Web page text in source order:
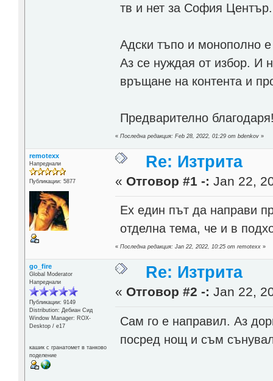
тв и нет за София
Адски тъпо и монополно е
Аз се нуждая от избор. И
връщане на контента и
Предварително
«Последна редакция: Feb 28, 2022, 01:29 от bdenkov »
remotexx
Напреднали
Публикации: 5877
Re: Изтрита
« Отговор #1 -: Jan 22,
Ех един път да направи
отделна тема, че и в
«Последна редакция: Jan 22, 2022, 10:25 от remotexx »
go_fire
Global Moderator
Напреднали
Публикации: 9149
Distribution: Дебиан Сид
Window Manager: ROX-
Desktop / е17
кашик с гранатомет в танково
поделение
Re: Изтрита
« Отговор #2 -: Jan 22,
Сам го е направил. Аз
посред нощ и съм